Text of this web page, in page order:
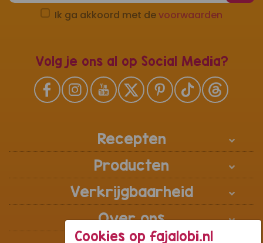
Ik ga akkoord met devoorwaarden
Volg je ons al op Social Media?
Recepten
Producten
Verkrijgbaarheid
Over ons
Cookies op fajalobi.nl